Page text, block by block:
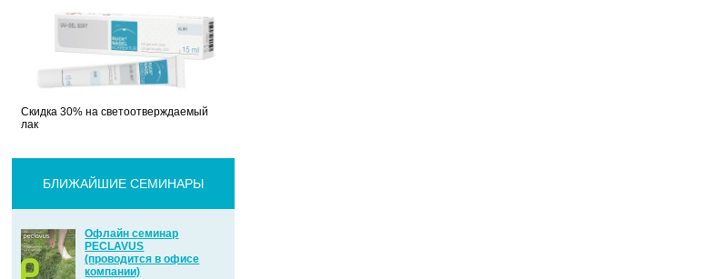
Скидка 30% на светоотверждаемый
лак
БЛИЖАЙШИЕ СЕМИНАРЫ
Офлайн семинар
PECLAVUS
(проводится в офисе
компании)